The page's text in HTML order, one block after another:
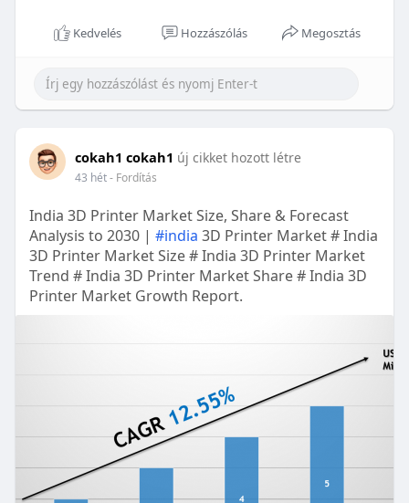
Kedvelés Hozzászólás Megosztás
cokah1 cokah1 új cikket hozott létre
43 hét- Fordítás
India 3D Printer Market Size, Share & Forecast
Analysis to 2030 | #india 3D Printer Market # India
3D Printer Market Size # India 3D Printer Market
Trend # India 3D Printer Market Share # India 3D
Printer Market Growth Report.